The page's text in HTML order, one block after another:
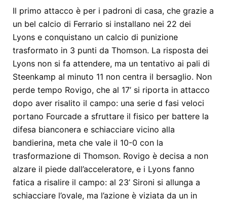
Il primo attacco è per i padroni di casa, che grazie a
un bel calcio di Ferrario si installano nei 22 dei
Lyons e conquistano un calcio di punizione
trasformato in 3 punti da Thomson. La risposta dei
Lyons non si fa attendere, ma un tentativo ai pali di
Steenkamp al minuto 11 non centra il bersaglio. Non
perde tempo Rovigo, che al 17’ si riporta in attacco
dopo aver risalito il campo: una serie d fasi veloci
portano Fourcade a sfruttare il fisico per battere la
difesa bianconera e schiacciare vicino alla
bandierina, meta che vale il 10-0 con la
trasformazione di Thomson. Rovigo è decisa a non
alzare il piede dall’acceleratore, e i Lyons fanno
fatica a risalire il campo: al 23’ Sironi si allunga a
schiacciare l’ovale, ma l’azione è viziata da un in